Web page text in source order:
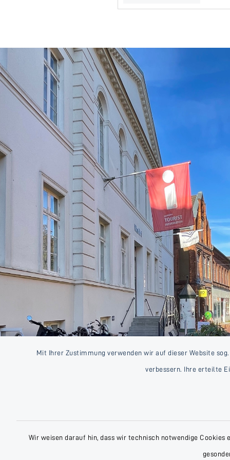
Mit Ihrer Zustimmung verwenden wir auf dieser Website
verbessern. Ihre erteilte
Wir weisen darauf hin, dass wir technisch notwendige